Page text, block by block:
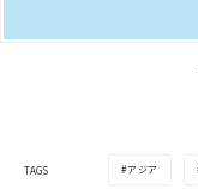
TAGS アジア